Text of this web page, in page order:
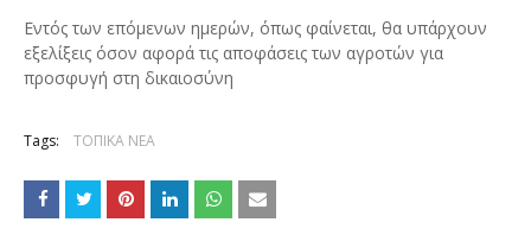
Εντός των επόμενων ημερών, όπως φαίνεται, θα υπάρχουν
εξελίξεις όσον αφορά τις αποφάσεις των αγροτών για
προσφυγή στη δικαιοσύνη
Tags: ΤΟΠΙΚΑ ΝΕΑ